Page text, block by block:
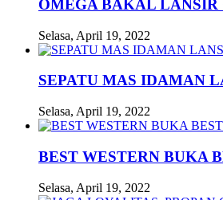
OMEGA BAKAL
Selasa, April 19, 2022
SEPATU MAS IDAMAN
Selasa, April 19, 2022
BEST WESTERN BUKA
Selasa, April 19, 2022